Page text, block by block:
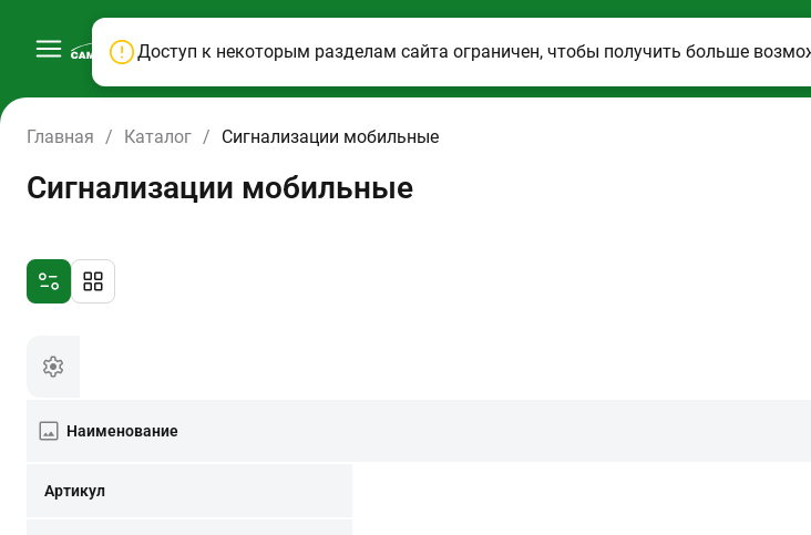
Главная / Каталог / Сигнализации мобильные
Сигнализации мобильные
Наименование
Артикул
Доступ к некоторым разделам сайта ограничен, чтобы получить больше